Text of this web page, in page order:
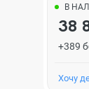
В
38
+389
Хочу